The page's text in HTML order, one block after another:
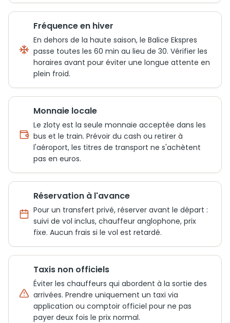
Fréquence en hiver
En dehors de la haute saison, le Balice Ekspres
passe toutes les 60 min au lieu de 30. Vérifier les
horaires avant pour éviter une longue attente en
plein froid.
Monnaie locale
Le zloty est la seule monnaie acceptée dans les
bus et le train. Prévoir du cash ou retirer à
l'aéroport, les titres de transport ne s'achètent
pas en euros.
Réservation à l'avance
Pour un transfert privé, réserver avant le départ :
suivi de vol inclus, chauffeur anglophone, prix
fixe. Aucun frais si le vol est retardé.
Taxis non officiels
Éviter les chauffeurs qui abordent à la sortie des
arrivées. Prendre uniquement un taxi via
application ou comptoir officiel pour ne pas
payer deux fois le prix normal.